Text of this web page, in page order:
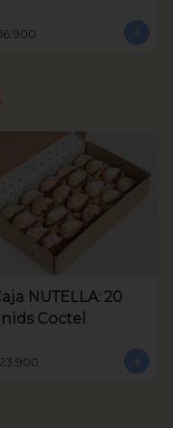
NUTELLA: 20
Coctel